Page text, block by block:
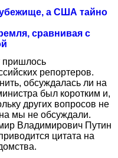
а США тайно
сравнивая с
пришлось
репортеров.
обсуждалась ли на
был коротким и,
других вопросов не
мы не обсуждали.
Владимирович Путин
цитата на